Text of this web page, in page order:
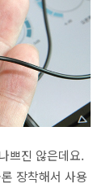
쁘진 않은데요.
장착해서 사용